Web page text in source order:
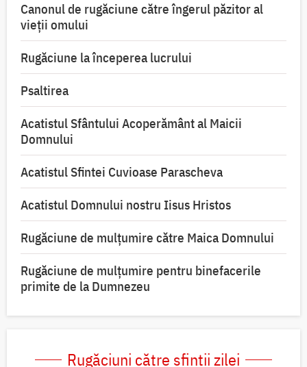
Canonul de rugăciune către îngerul păzitor al
vieții omului
Rugăciune la începerea lucrului
Psaltirea
Acatistul Sfântului Acoperământ al Maicii
Domnului
Acatistul Sfintei Cuvioase Parascheva
Acatistul Domnului nostru Iisus Hristos
Rugăciune de mulţumire către Maica Domnului
Rugăciune de mulțumire pentru binefacerile
primite de la Dumnezeu
Rugăciuni către sfinții zilei